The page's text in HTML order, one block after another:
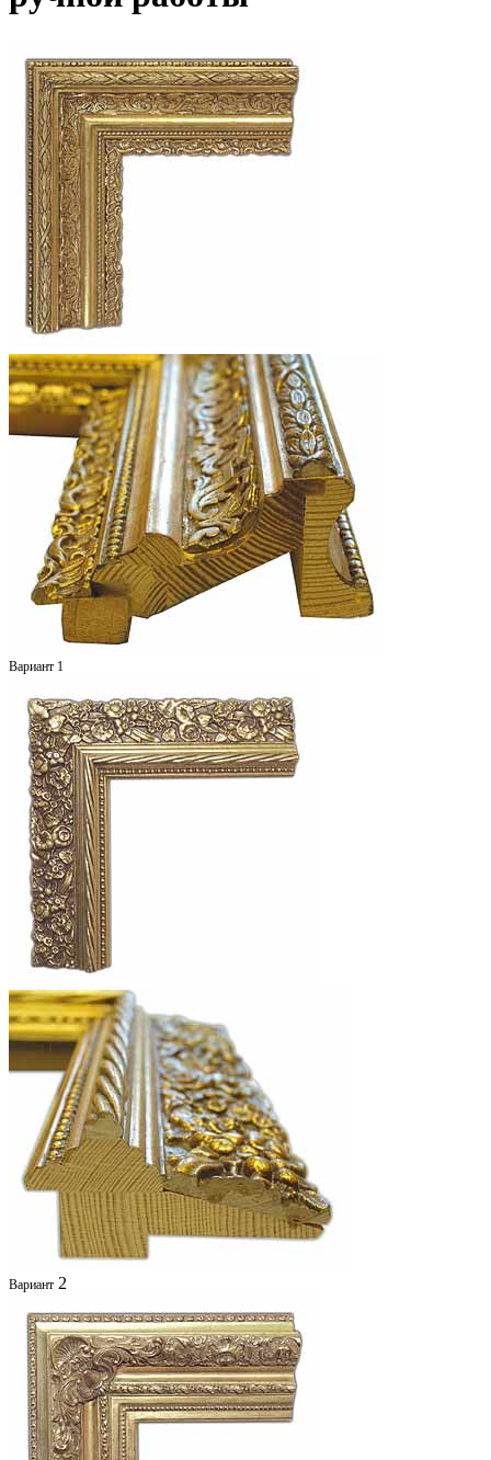
Вариант 1
Вариант 2